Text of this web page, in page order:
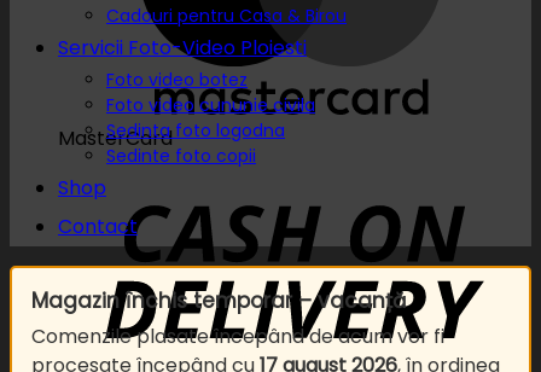
MasterCard
Cadouri pentru Casa & Birou
Servicii Foto-Video Ploiesti
Foto video botez
Foto video cununie civila
Sedinta foto logodna
Sedinte foto copii
Shop
Contact
Magazin închis temporar – vacanță
Comenzile plasate începând de acum vor fi
procesate începând cu17 august 2026, în ordinea